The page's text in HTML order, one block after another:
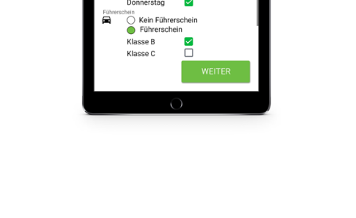
äsk us AG
Zürich
Bihrer Rechtsanwälte AG
Zürich